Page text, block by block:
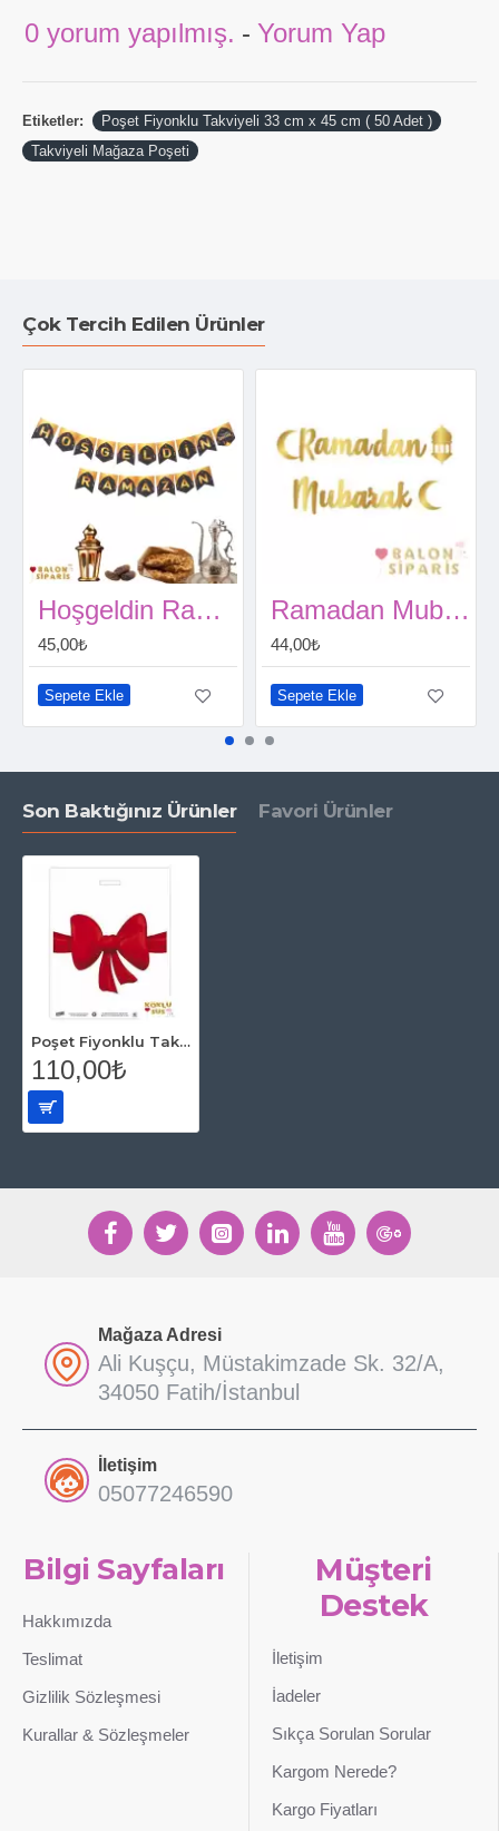
0 yorum yapılmış. - Yorum Yap
Etiketler:
Poşet Fiyonklu Takviyeli 33 cm x 45 cm ( 50 Adet )
Takviyeli Mağaza Poşeti
Çok Tercih Edilen Ürünler
Hoşgeldin Ramazan Zikzak Banner
45,00₺
Sepete Ekle
Ramadan Mubarak Kaligrafi Banner
44,00₺
Sepete Ekle
Son Baktığınız Ürünler Favori Ürünler
Poşet Fiyonklu Takviyeli 33 cm x 45 cm ( 50 Adet )
110,00₺
Mağaza Adresi
Ali Kuşçu, Müstakimzade Sk. 32/A,
34050 Fatih/İstanbul
İletişim
05077246590
Bilgi Sayfaları
Hakkımızda
Teslimat
Gizlilik Sözleşmesi
Kurallar & Sözleşmeler
Müşteri
Destek
İletişim
İadeler
Sıkça Sorulan Sorular
Kargom Nerede?
Kargo Fiyatları